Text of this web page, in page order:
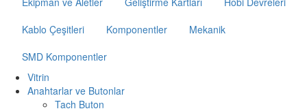
Kablo Çeşitleri
Komponentler
Mekanik
SMD Komponentler
Vitrin
Anahtarlar ve Butonlar
Tach Buton